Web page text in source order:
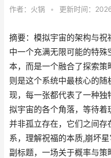
作者： 火锅 • 更新时间：
摘要：模拟宇宙的架构与
中一个充满无限可能的特殊
本，而是一个融合了探索
则是这个系统中最核心的
现，每一张都代表了一种
拟宇宙的各个角落，等待
并非孤立存在，它们之间
系，理解祝福的本质,崩坏
副标题，一场关于概率与策